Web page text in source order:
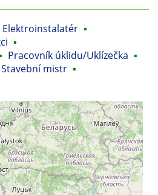
Elektroinstalatér ▪
▪
Pracovník úklidu/Uklízečka ▪
Stavební mistr ▪